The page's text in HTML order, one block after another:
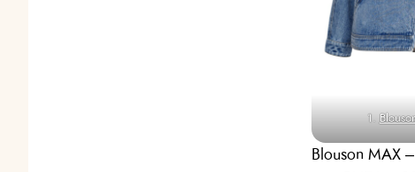
1.
Blouson MAX